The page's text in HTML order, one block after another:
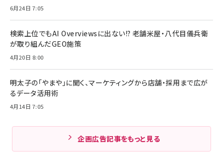
6月24日 7:05
検索上位でもAI Overviewsに出ない!? 老舗米屋・八代目儀兵衛
が取り組んだGEO施策
4月20日 8:00
明太子の「やまや」に聞く、マーケティングから店舗・採用まで広が
るデータ活用術
4月14日 7:05
企画広告記事をもっと見る